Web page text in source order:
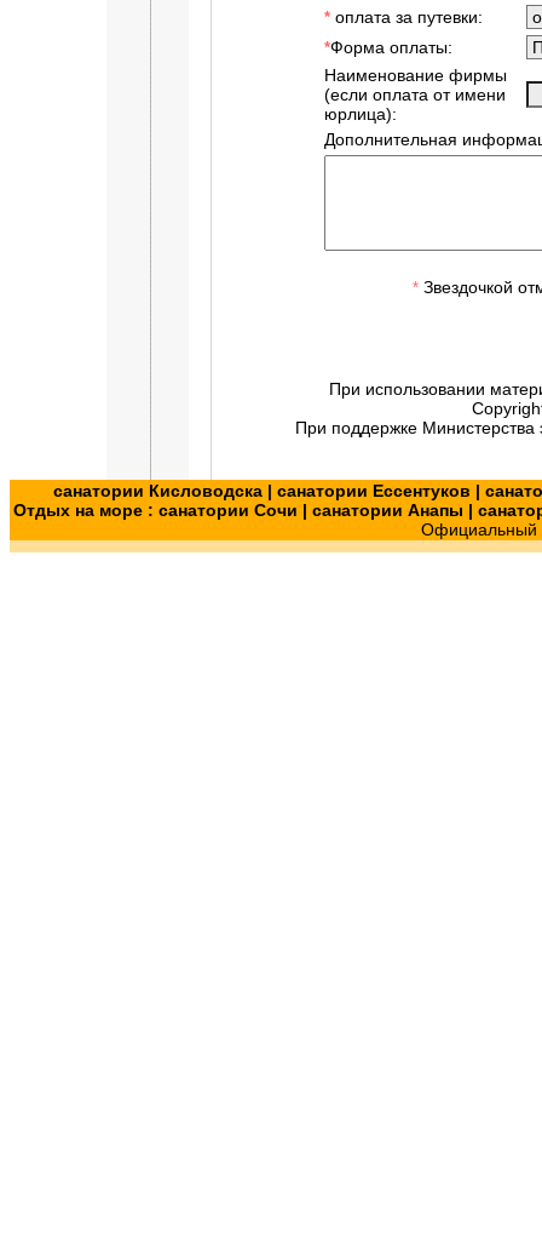
*оплата за путевки:
*Форма оплаты:
Наименование фирмы
(если оплата от имени
юрлица):
Дополнительная
*Звездочкой
При использовании
При поддержке Министерства
санатории Кисловодска| санатории Ессентуков |
Отдых на море : санатории Сочи | санатории Анапы |
Официальный